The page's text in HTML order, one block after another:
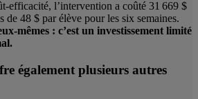
efficacité, l’intervention a coûté 31 669 $
de 48 $ par élève pour les six semaines.
mêmes : c’est un investissement limité
également plusieurs autres